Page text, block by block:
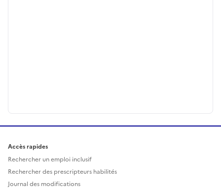
Accès rapides
Rechercher un emploi inclusif
Rechercher des prescripteurs habilités
Journal des modifications